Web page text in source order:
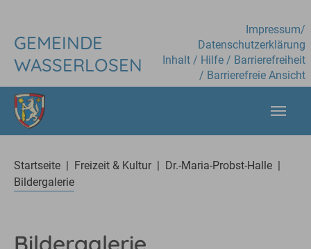
GEMEINDE
WASSERLOSEN
Impressum/
Datenschutzerklärung
Inhalt / Hilfe / Barrierefreiheit
/ Barrierefreie Ansicht
Startseite
Freizeit & Kultur
Dr.-Maria-Probst-Halle
Bildergalerie
Bildergalerie